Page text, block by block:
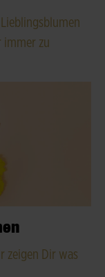
immer zu
zeigen Dir was